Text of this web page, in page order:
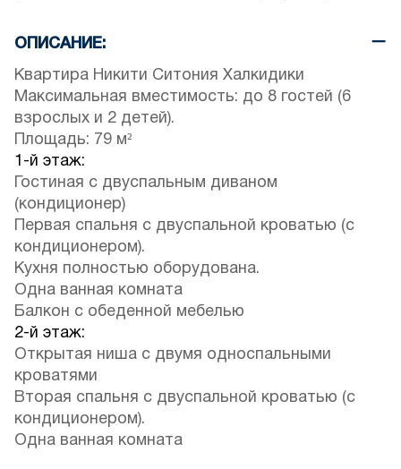
ОПИСАНИЕ:
Квартира Никити Ситония Халкидики
Максимальная вместимость: до 8 гостей (6
взрослых и 2 детей).
Площадь: 79 м²
1-й этаж:
Гостиная с двуспальным диваном
(кондиционер)
Первая спальня с двуспальной кроватью (с
кондиционером).
Кухня полностью оборудована.
Одна ванная комната
Балкон с обеденной мебелью
2-й этаж:
Открытая ниша с двумя односпальными
кроватями
Вторая спальня с двуспальной кроватью (с
кондиционером).
Одна ванная комната